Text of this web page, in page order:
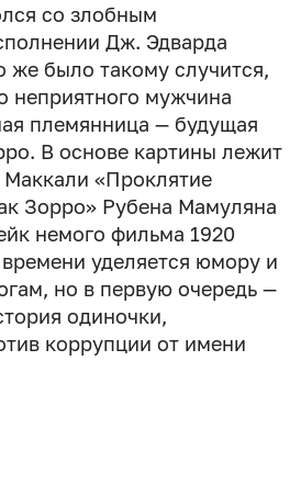
со злобным
Дж. Эдварда
же было такому случится,
неприятного мужчина
племянница — будущая
В основе картины лежит
«Проклятие
Зорро» Рубена Мамуляна
немого фильма 1920
уделяется юмору и
но в первую очередь —
одиночки,
коррупции от имени